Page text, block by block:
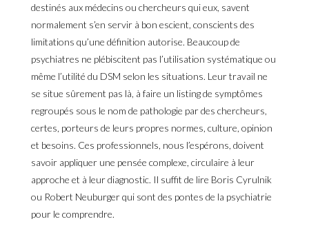
destinés aux médecins ou chercheurs qui eux, savent
normalement s’en servir à bon escient, conscients des
limitations qu’une définition autorise. Beaucoup de
psychiatres ne plébiscitent pas l’utilisation systématique ou
même l’utilité du DSM selon les situations. Leur travail ne
se situe sûrement pas là, à faire un listing de symptômes
regroupés sous le nom de pathologie par des chercheurs,
certes, porteurs de leurs propres normes, culture, opinion
et besoins. Ces professionnels, nous l’espérons, doivent
savoir appliquer une pensée complexe, circulaire à leur
approche et à leur diagnostic. Il suffit de lire Boris Cyrulnik
ou Robert Neuburger qui sont des pontes de la psychiatrie
pour le comprendre.